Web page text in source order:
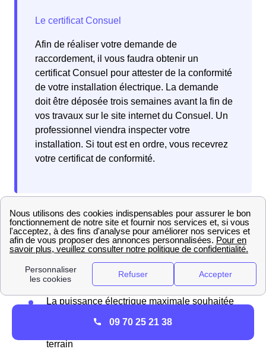
Afin de réaliser votre demande de
raccordement, il vous faudra obtenir un
certificat Consuel pour attester de la conformité
de votre installation électrique. La demande
doit être déposée trois semaines avant la fin de
vos travaux sur le site internet du Consuel. Un
professionnel viendra inspecter votre
installation. Si tout est en ordre, vous recevrez
votre certificat de conformité.
Pour raccorder votre maison neuve au Vaudoué (Seine-
et-Marne) au réseau d'électricité, commencez par
transmettre votre demande en ligne à Enedis. Vous
devrez déposer un dossier comprenant plusieurs
informations essentielles :
La puissance électrique maximale souhaitée
terrain
09 70 25 21 38